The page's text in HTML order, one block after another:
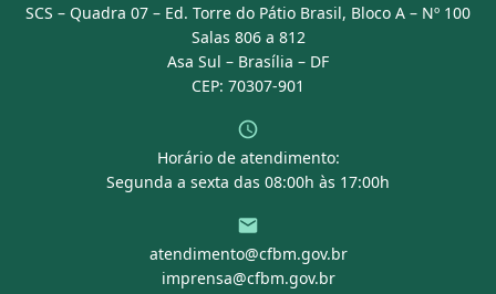
Portal Transparência
SCS – Quadra 07 – Ed. Torre do Pátio Brasil, Bloco A – Nº 100
Salas 806 a 812
Asa Sul – Brasília – DF
CEP: 70307-901
Horário de atendimento:
Segunda a sexta das 08:00h às 17:00h
atendimento@cfbm.gov.br
imprensa@cfbm.gov.br